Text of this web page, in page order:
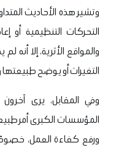
وتشير هذه الأحاديث
التحركات التنظيمية أو
والمواقع الأثرية، إلا
التغيرات أو يوضح
وفي المقابل، يرى
المؤسسات الكبرى أمر
ورفع كفاءة العمل،